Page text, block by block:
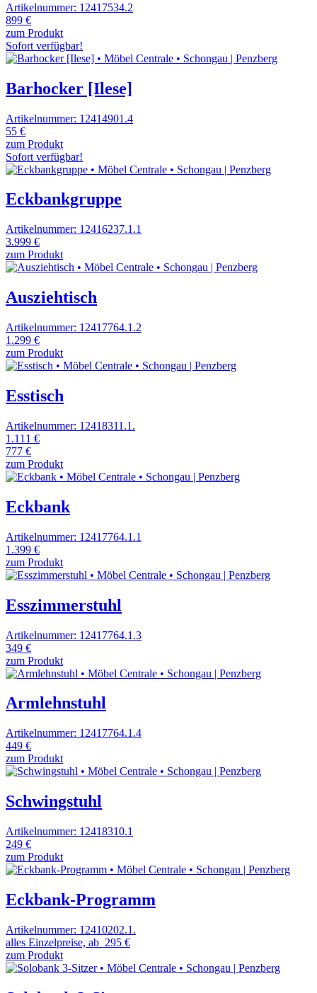
Artikelnummer: 12417534.2
899 €
zum Produkt
Sofort verfügbar!
Barhocker [Ilese]
Artikelnummer: 12414901.4
55 €
zum Produkt
Sofort verfügbar!
Eckbankgruppe
Artikelnummer: 12416237.1.1
3.999 €
zum Produkt
Ausziehtisch
Artikelnummer: 12417764.1.2
1.299 €
zum Produkt
Esstisch
Artikelnummer: 12418311.1.
1.111 €
777 €
zum Produkt
Eckbank
Artikelnummer: 12417764.1.1
1.399 €
zum Produkt
Esszimmerstuhl
Artikelnummer: 12417764.1.3
349 €
zum Produkt
Armlehnstuhl
Artikelnummer: 12417764.1.4
449 €
zum Produkt
Schwingstuhl
Artikelnummer: 12418310.1
249 €
zum Produkt
Eckbank-Programm
Artikelnummer: 12410202.1.
alles Einzelpreise, ab 295 €
zum Produkt